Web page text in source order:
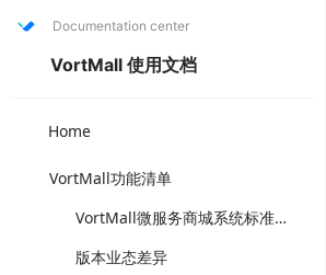
Documentation center
VortMall 使用文档
Home
VortMall功能清单
VortMall微服务商城系统标准版功能清单（打“✅”为套餐固定功能，可直接选用成熟方案，“可选配”为可另升级叠加版本功能，注店铺体系与门店体系为互斥功能体系）
版本业态差异